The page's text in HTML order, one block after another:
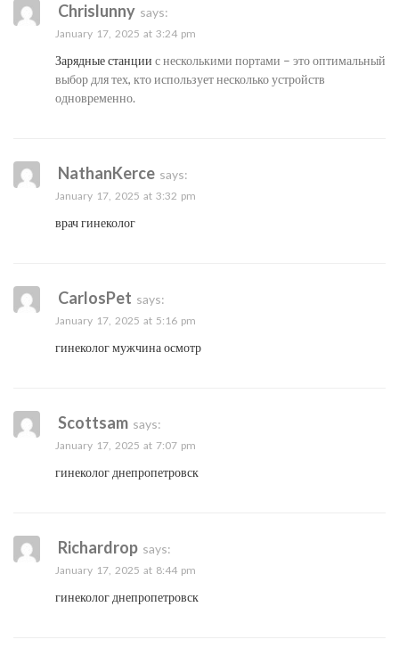
Chrislunny says:
January 17, 2025 at 3:24 pm
Зарядные станции с несколькими портами – это оптимальный
выбор для тех, кто использует несколько устройств
одновременно.
NathanKerce says:
January 17, 2025 at 3:32 pm
врач гинеколог
CarlosPet says:
January 17, 2025 at 5:16 pm
гинеколог мужчина осмотр
Scottsam says:
January 17, 2025 at 7:07 pm
гинеколог днепропетровск
Richardrop says:
January 17, 2025 at 8:44 pm
гинеколог днепропетровск